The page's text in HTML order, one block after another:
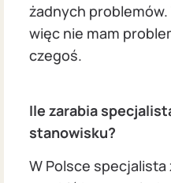
żadnych problemów.
więc nie mam
czegoś.
Ile zarabia
stanowisku?
W Polsce